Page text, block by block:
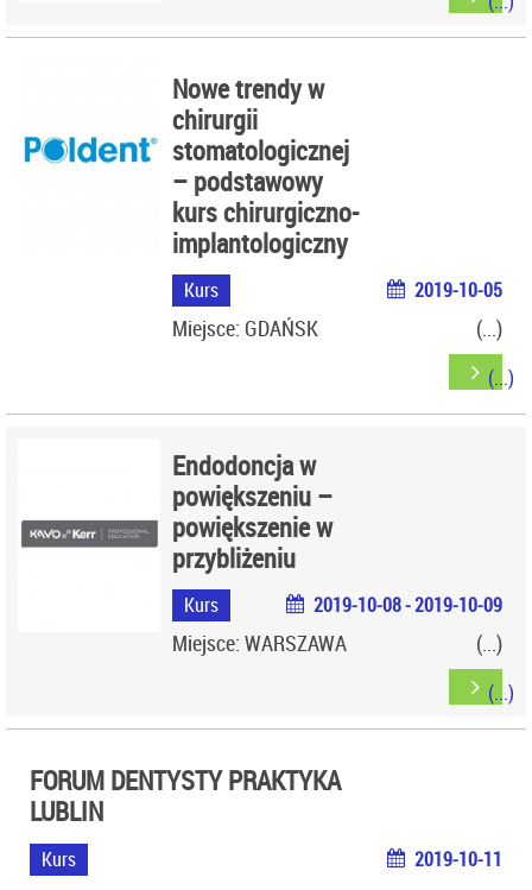
Nowe trendy w
chirurgii
stomatologicznej
– podstawowy
kurs chirurgiczno-
implantologiczny
Kurs 2019-10-05
Miejsce: GDAŃSK
Endodoncja w
powiększeniu –
powiększenie w
przybliżeniu
Kurs 2019-10-08 - 2019-10-09
Miejsce: WARSZAWA
FORUM DENTYSTY PRAKTYKA
LUBLIN
Kurs 2019-10-11